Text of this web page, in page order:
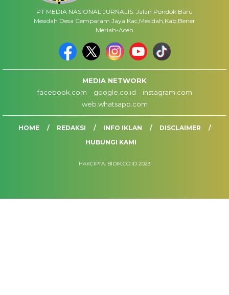
PT MEDIA NASIONAL JURNALIS: Jalan Pondok Baru
Mesidah Desa Cemparam Jaya Kac,Mesidah,Kab,Bener
Meriah-Aceh
MEDIA NETWORK
facebook.com
google.co.id
instagram.com
web.whatsapp.com
HOME REDAKSI INFO IKLAN
DISCLAIMER
HUBUNGI KAMI
HAKCIPTA: BIDIK.CO.ID 2023